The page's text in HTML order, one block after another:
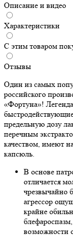
Описание и видео
Характеристики
С этим товаром
Отзывы
Один из самых
российского
«Фортуна»!
предельную дозу
перечным
качеством, имеют
капсюль.
В основе
отличается
чрезвычайно
агрессор
крайне
возможности